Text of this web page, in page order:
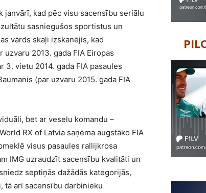
janvārī, kad pēc visu sacensību seriālu
sasniegušos sportistus un
vārds skaļi izskanējis, kad
2013. gada FIA Eiropas
3. vietu 2014. gada FIA pasaules
(par uzvaru 2015. gada FIA
bet ar veselu komandu –
RX of Latvia saņēma augstāko FIA
visus pasaules rallijkrosa
IMG uzraudzīt sacensību kvalitāti un
septiņās dažādās kategorijās,
tā arī sacensību darbinieku